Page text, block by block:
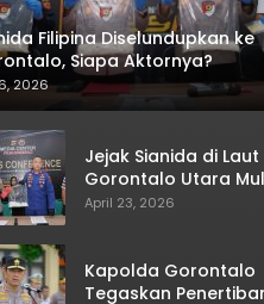
Filipina Diselundupkan ke
Siapa Aktornya?
2026
Jejak Sianida di Laut
Gorontalo Utara
Terkuak
April 23, 2026
Kapolda Gorontalo
Tegaskan